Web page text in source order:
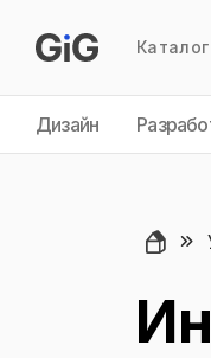
Каталог
Дизайн